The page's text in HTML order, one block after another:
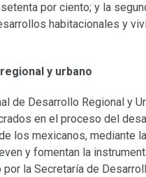
por ciento; y la
habitacionales y
y urbano
de Desarrollo Regional y
en el proceso del
los mexicanos, mediante
y fomentan la
la Secretaría de